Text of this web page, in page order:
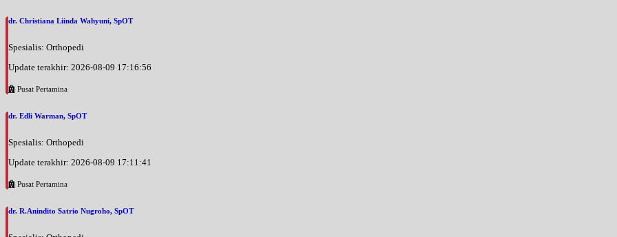
dr. Christiana Liinda Wahyuni, SpOT
Spesialis: Orthopedi
Update terakhir: 2026-08-09 17:16:56
Pusat Pertamina
dr. Edli Warman, SpOT
Spesialis: Orthopedi
Update terakhir: 2026-08-09 17:11:41
Pusat Pertamina
dr. R.Anindito Satrio Nugroho, SpOT